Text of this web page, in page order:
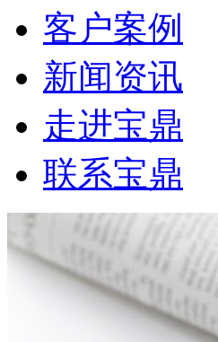
客户案例
新闻资讯
走进宝鼎
联系宝鼎